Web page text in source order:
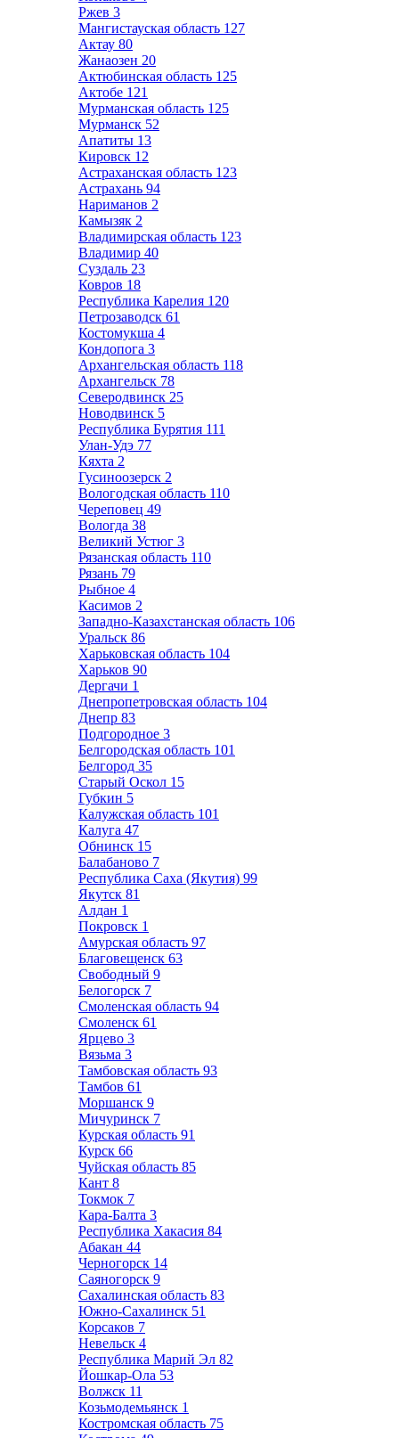
Ржев 3
Мангистауская область 127
Актау 80
Жанаозен 20
Актюбинская область 125
Актобе 121
Мурманская область 125
Мурманск 52
Апатиты 13
Кировск 12
Астраханская область 123
Астрахань 94
Нариманов 2
Камызяк 2
Владимирская область 123
Владимир 40
Суздаль 23
Ковров 18
Республика Карелия 120
Петрозаводск 61
Костомукша 4
Кондопога 3
Архангельская область 118
Архангельск 78
Северодвинск 25
Новодвинск 5
Республика Бурятия 111
Улан-Удэ 77
Кяхта 2
Гусиноозерск 2
Вологодская область 110
Череповец 49
Вологда 38
Великий Устюг 3
Рязанская область 110
Рязань 79
Рыбное 4
Касимов 2
Западно-Казахстанская область 106
Уральск 86
Харьковская область 104
Харьков 90
Дергачи 1
Днепропетровская область 104
Днепр 83
Подгородное 3
Белгородская область 101
Белгород 35
Старый Оскол 15
Губкин 5
Калужская область 101
Калуга 47
Обнинск 15
Балабаново 7
Республика Саха (Якутия) 99
Якутск 81
Алдан 1
Покровск 1
Амурская область 97
Благовещенск 63
Свободный 9
Белогорск 7
Смоленская область 94
Смоленск 61
Ярцево 3
Вязьма 3
Тамбовская область 93
Тамбов 61
Моршанск 9
Мичуринск 7
Курская область 91
Курск 66
Чуйская область 85
Кант 8
Токмок 7
Кара-Балта 3
Республика Хакасия 84
Абакан 44
Черногорск 14
Саяногорск 9
Сахалинская область 83
Южно-Сахалинск 51
Корсаков 7
Невельск 4
Республика Марий Эл 82
Йошкар-Ола 53
Волжск 11
Козьмодемьянск 1
Костромская область 75